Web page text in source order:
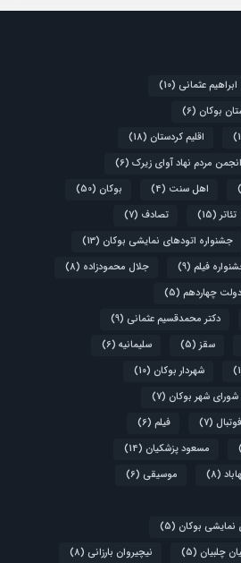
ابراهیم عثمانی (10)
بوکان (6)
اقلیم کردستان (18)
انجمن مردم نهاد آوای زیرک (6)
اهل سنت (4) بوکان (50)
تئاتر (15) تصادف (7)
جشنواره اتودهای نمایشی بوکان (13)
فیلم (9) جلال محمودزاده (8)
دولت چهاردهم (5)
دکتر محمدقسیم عثمانی (9)
سقز (5) سلیمانیه (6)
شهردار بوکان (10)
شورای شهر بوکان (7)
فوتبال (7) فیلم (6)
مسعود پزشکیان (14)
(8) موسیقی (6)
نمایشی بوکان (5)
چلبیان (5) نیچیروان بارزانی (8)